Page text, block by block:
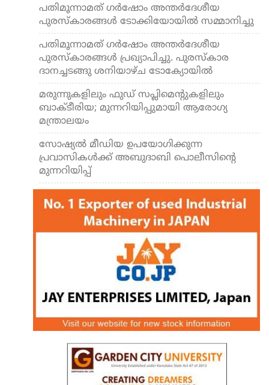
പതിമൂന്നാമത് ഗർഷോം അന്തർദേശീയ
പുരസ്‌കാരങ്ങൾ ടോക്കിയോയിൽ സമ്മാനിച്ചു
പതിമൂന്നാമത് ഗർഷോം അന്തർദേശീയ
പുരസ്‌കാരങ്ങൾ പ്രഖ്യാപിച്ചു. പുരസ്കാര
ദാനച്ചടങ്ങു ശനിയാഴ്ച ടോക്യോയിൽ
മരുന്നുകളിലും ഫുഡ് സപ്ലിമെന്റുകളിലും
ബാക്ടീരിയ; മുന്നറിയിപ്പുമായി ആരോഗ്യ
മന്ത്രാലയം
സോഷ്യല്‍ മീഡിയ ഉപയോഗിക്കുന്ന
പ്രവാസികള്‍ക്ക് അബുദാബി പൊലീസിന്റെ
മുന്നറിയിപ്പ്